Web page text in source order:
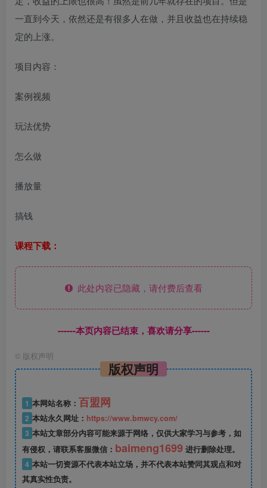
一直到今天，依然还是有很多人在做，并且收益也在持续稳
定的上涨。
项目内容：
案例视频
玩法优势
怎么做
播放量
搞钱
课程下载：
此处内容已隐藏，请付费后查看
------本页内容已结束，喜欢请分享------
© 版权声明
版权声明
1 本网站名称： 百盟网
2 本站永久网址： https://www.bmwcy.com/
3 本站文章部分内容可能来源于网络，仅供大家学习与参考，如
有侵权，请联系客服微信： baimeng1699 进行删除处理。
4 本站一切资源不代表本站立场，并不代表本站赞同其观点和对
其真实性负责。